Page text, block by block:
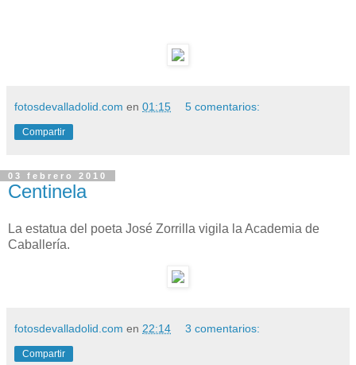
fotosdevalladolid.com en 01:15 5 comentarios:
Compartir
03 febrero 2010
Centinela
La estatua del poeta José Zorrilla vigila la Academia de
Caballería.
fotosdevalladolid.com en 22:14 3 comentarios:
Compartir